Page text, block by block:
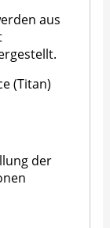
aus
(Titan)
der